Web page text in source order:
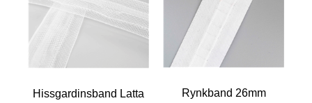
Hissgardinsband Latta
Rynkband 26mm